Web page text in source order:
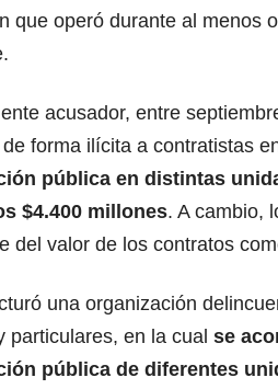
que operó durante al menos
acusador, entre
forma ilícita a contratistas
pública en distintas
$4.400 millones. A cambio,
del valor de los contratos
una organización
particulares, en la cual se
pública de diferentes